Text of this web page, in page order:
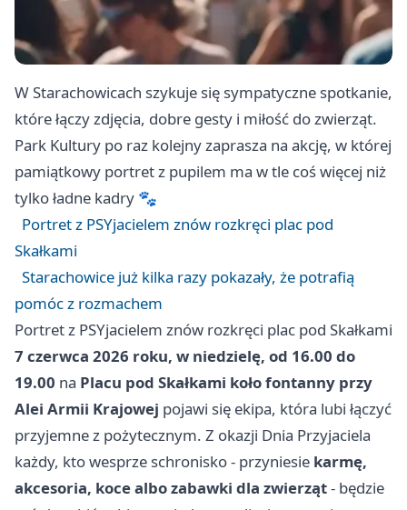
W Starachowicach szykuje się sympatyczne spotkanie,
które łączy zdjęcia, dobre gesty i miłość do zwierząt.
Park Kultury po raz kolejny zaprasza na akcję, w której
pamiątkowy portret z pupilem ma w tle coś więcej niż
tylko ładne kadry 🐾
Portret z PSYjacielem znów rozkręci plac pod
Skałkami
Starachowice już kilka razy pokazały, że potrafią
pomóc z rozmachem
Portret z PSYjacielem znów rozkręci plac pod Skałkami
7 czerwca 2026 roku, w niedzielę, od 16.00 do
19.00 na Placu pod Skałkami koło fontanny przy
Alei Armii Krajowej pojawi się ekipa, która lubi łączyć
przyjemne z pożytecznym. Z okazji Dnia Przyjaciela
każdy, kto wesprze schronisko - przyniesie karmę,
akcesoria, koce albo zabawki dla zwierząt- będzie